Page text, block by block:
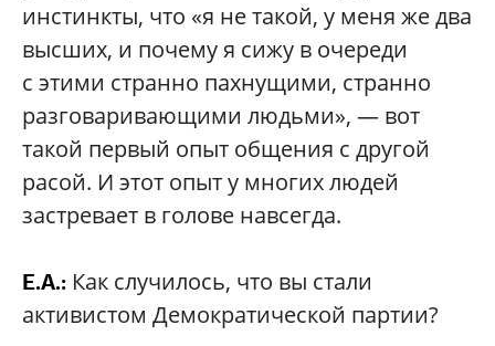
инстинкты, что «я не такой, у меня же два
высших, и почему я сижу в очереди
с этими странно пахнущими, странно
разговаривающими людьми», — вот
такой первый опыт общения с другой
расой. И этот опыт у многих людей
застревает в голове навсегда.
Е.А.: Как случилось, что вы стали
активистом Демократической партии?